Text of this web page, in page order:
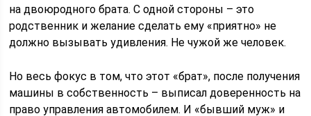
на двоюродного брата. С одной стороны – это
родственник и желание сделать ему «приятно» не
должно вызывать удивления. Не чужой же человек.
Но весь фокус в том, что этот «брат», после получения
машины в собственность – выписал доверенность на
право управления автомобилем. И «бывший муж» и